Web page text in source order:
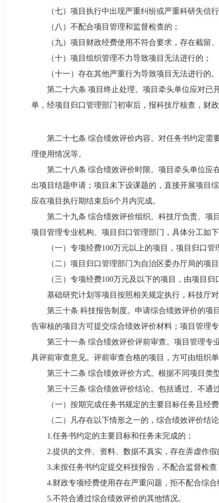
（七）项目执行中出现严重纠纷或严重科研失信
（八）不配合项目管理和监督检查的；
（九）项目财政经费使用不符合要求，存在截留
（十）项目组织管理不力导致项目无法进行的；
（十一）存在其他严重行为导致项目无法进行的。
第二十六条 项目终止处理。项目牵头单位应对已
单，经项目归口管理部门初审后，报科技厅核查，财
第二十七条 综合绩效评价内容。对任务书约定需
理使用情况等。
第二十八条 综合绩效评价时限。项目牵头单位应
出项目结题申请；项目未下设课题的，直接开展项目
应在项目执行期结束后6个月内完成。
第二十九条 综合绩效评价组织。科技厅负责、
项目管理专业机构、项目归口管理部门，具体分工如
（一）专项经费100万元以上的项目，项目归口
（二）项目归口管理部门为自治区委办厅局的项
（三）专项经费100万元及以下的项目，由项目
基础研究计划等项目按照相关规定执行，科技厅
第三十条 科技报告制度。申请综合绩效评价的项
告审核的项目方可提交综合绩效评价材料；项目管理
第三十一条 综合绩效评价评前审查。项目管理专
具评前审查意见。评前审查合格的项目，方可由组织
第三十二条 综合绩效评价方式。根据不同项目类
第三十三条 综合绩效评价结论。包括通过、不通
（一）按期完成任务书规定的主要目标任务且
（二）凡存在以下情形之一的，综合绩效评价结
1.任务书约定的主要目标和任务未完成的；
2.提供的文件、资料、数据不真实，存在弄虚作假
3.未按任务书约定提交科技报告，不配合监督检
4.财政专项经费使用存在严重问题，拒不配合综
5.不符合通过综合绩效评价的其他情况。